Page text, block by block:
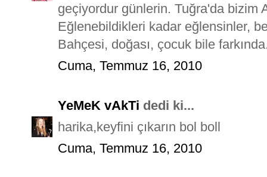
geçiyordur günlerin. Tuğra'da bizim
Eğlenebildikleri kadar eğlensinler,
Bahçesi, doğası, çocuk bile
Cuma, Temmuz 16, 2010
YeMeK vAkTi dedi ki...
harika,keyfini çıkarın bol boll
Cuma, Temmuz 16, 2010